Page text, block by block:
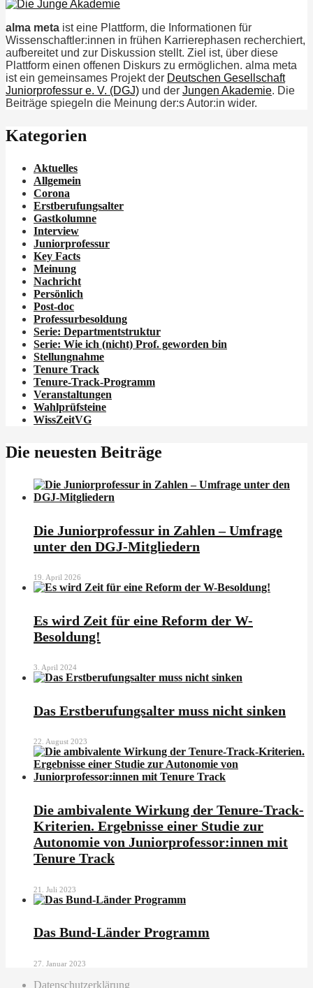
alma meta ist eine Plattform, die Informationen für
Wissenschaftler:innen in frühen Karrierephasen recherchiert,
aufbereitet und zur Diskussion stellt. Ziel ist, über diese
Plattform einen offenen Diskurs zu ermöglichen. alma meta
ist ein gemeinsames Projekt der Deutschen Gesellschaft
Juniorprofessur e. V. (DGJ) und der Jungen Akademie. Die
Beiträge spiegeln die Meinung der:s Autor:in wider.
Kategorien
Aktuelles
Allgemein
Corona
Erstberufungsalter
Gastkolumne
Interview
Juniorprofessur
Key Facts
Meinung
Nachricht
Persönlich
Post-doc
Professurbesoldung
Serie: Departmentstruktur
Serie: Wie ich (nicht) Prof. geworden bin
Stellungnahme
Tenure Track
Tenure-Track-Programm
Veranstaltungen
Wahlprüfsteine
WissZeitVG
Die neuesten Beiträge
Die Juniorprofessur in Zahlen – Umfrage
unter den DGJ-Mitgliedern
19. April 2026
Es wird Zeit für eine Reform der W-
Besoldung!
3. April 2024
Das Erstberufungsalter muss nicht sinken
22. August 2023
Die ambivalente Wirkung der Tenure-Track-
Kriterien. Ergebnisse einer Studie zur
Autonomie von Juniorprofessor:innen mit
Tenure Track
21. Juli 2023
Das Bund-Länder Programm
27. Januar 2023
Datenschutzerklärung